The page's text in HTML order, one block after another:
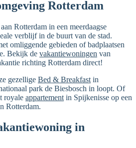
Rotterdam
Rotterdam in een meerdaagse
verblijf in de buurt van de stad.
omliggende gebieden of badplaatsen
Bekijk de vakantiewoningen van
richting Rotterdam direct!
gezellige Bed & Breakfast in
park de Biesbosch in loopt. Of
royale appartement in Spijkenisse op een
Rotterdam.
in